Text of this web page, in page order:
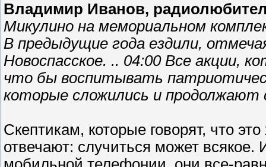
Владимир Иванов,
Микулино на мемориальном
В предыдущие года ездили,
Новоспасское. .. 04:00 Все акции,
что бы воспитывать
которые сложились и
Скептикам, которые говорят, что
отвечают: случиться может всякое.